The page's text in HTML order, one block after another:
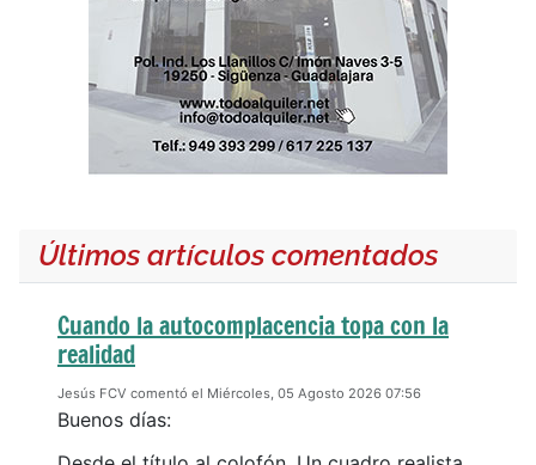
Últimos artículos comentados
Cuando la autocomplacencia topa con la
realidad
Jesús FCV comentó el Miércoles, 05 Agosto 2026 07:56
Buenos días: